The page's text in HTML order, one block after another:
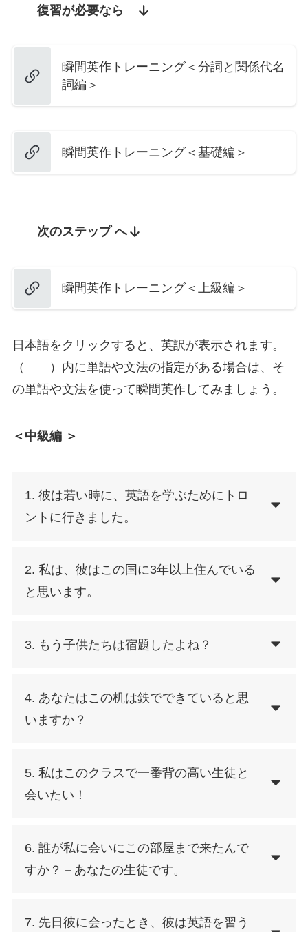
復習が必要なら
瞬間英作トレーニング＜分詞と関係代名
詞編＞
瞬間英作トレーニング＜基礎編＞
次のステップ へ
瞬間英作トレーニング＜上級編＞
日本語をクリックすると、英訳が表示されます。
（ ）内に単語や文法の指定がある場合は、そ
の単語や文法を使って瞬間英作してみましょう。
＜中級編 ＞
1. 彼は若い時に、英語を学ぶためにトロ
ントに行きました。
2. 私は、彼はこの国に3年以上住んでいる
と思います。
3. もう子供たちは宿題したよね？
4. あなたはこの机は鉄でできていると思
いますか？
5. 私はこのクラスで一番背の高い生徒と
会いたい！
6. 誰が私に会いにこの部屋まで来たんで
すか？－あなたの生徒です。
7. 先日彼に会ったとき、彼は英語を習う